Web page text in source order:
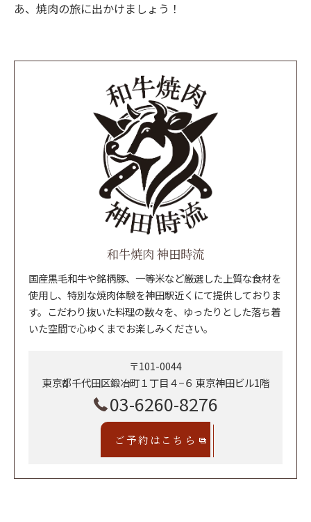
あ、焼肉の旅に出かけましょう！
和牛焼肉 神田時流
国産黒毛和牛や銘柄豚、一等米など厳選した上質な食材を
使用し、特別な焼肉体験を神田駅近くにて提供しておりま
す。こだわり抜いた料理の数々を、ゆったりとした落ち着
いた空間で心ゆくまでお楽しみください。
〒101-0044
東京都千代田区鍛冶町１丁目４−６ 東京神田ビル1階
03-6260-8276
ご予約はこちら